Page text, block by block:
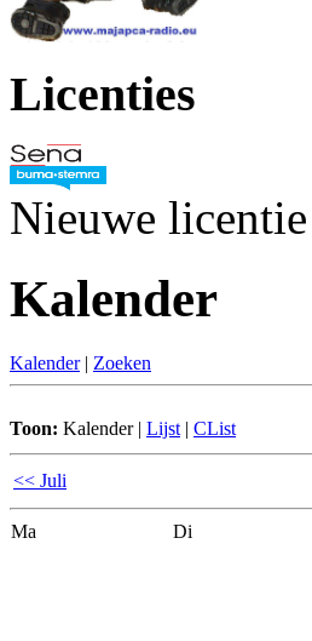
Licenties
Nieuwe
Kalender
Kalender | Zoeken
Toon: Kalender| Lijst | CList
<< Juli
Ma Di